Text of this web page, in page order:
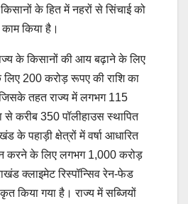
के हित में नहरों से सिंचाई को
किया है।
के किसानों की आय बढ़ाने के लिए
लिए 200 करोड़ रूपए की राशि का
जिसके तहत राज्य में लगभग 115
से करीब 350 पॉलीहाउस स्थापित
के पहाड़ी क्षेत्रों में वर्षा आधारित
करने के लिए लगभग 1,000 करोड़
क्लाइमेट रिस्पॉन्सिव रेन-फेड
किया गया है। राज्य में सब्जियों